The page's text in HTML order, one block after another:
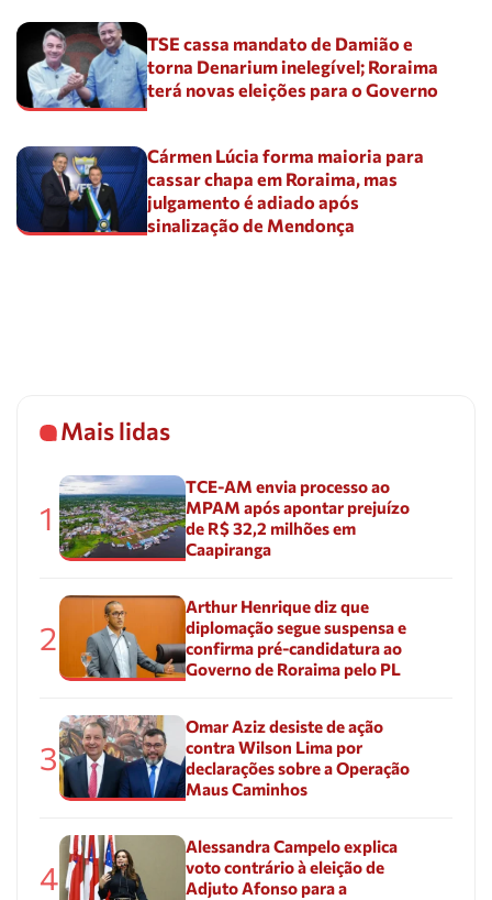
TSE cassa mandato de Damião e
torna Denarium inelegível; Roraima
terá novas eleições para o Governo
Cármen Lúcia forma maioria para
cassar chapa em Roraima, mas
julgamento é adiado após
sinalização de Mendonça
Mais lidas
1
TCE-AM envia processo ao
MPAM após apontar prejuízo
de R$ 32,2 milhões em
Caapiranga
2
Arthur Henrique diz que
diplomação segue suspensa e
confirma pré-candidatura ao
Governo de Roraima pelo PL
3
Omar Aziz desiste de ação
contra Wilson Lima por
declarações sobre a Operação
Maus Caminhos
4
Alessandra Campelo explica
voto contrário à eleição de
Adjuto Afonso para a